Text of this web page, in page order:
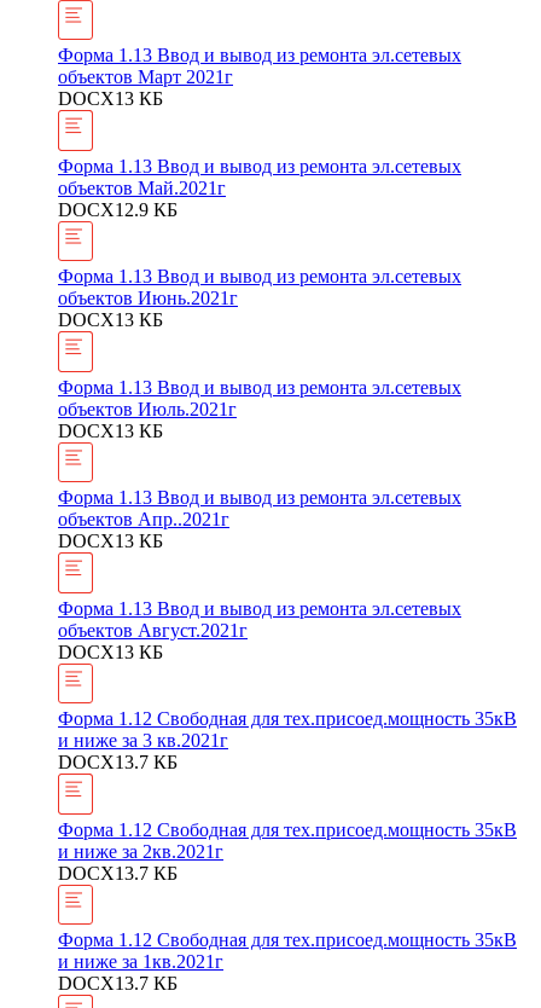
Форма 1.13 Ввод и вывод из ремонта эл.сетевых
объектов Март 2021г
DOCX13 КБ
Форма 1.13 Ввод и вывод из ремонта эл.сетевых
объектов Май.2021г
DOCX12.9 КБ
Форма 1.13 Ввод и вывод из ремонта эл.сетевых
объектов Июнь.2021г
DOCX13 КБ
Форма 1.13 Ввод и вывод из ремонта эл.сетевых
объектов Июль.2021г
DOCX13 КБ
Форма 1.13 Ввод и вывод из ремонта эл.сетевых
объектов Апр..2021г
DOCX13 КБ
Форма 1.13 Ввод и вывод из ремонта эл.сетевых
объектов Август.2021г
DOCX13 КБ
Форма 1.12 Свободная для тех.присоед.мощность 35кВ
и ниже за 3 кв.2021г
DOCX13.7 КБ
Форма 1.12 Свободная для тех.присоед.мощность 35кВ
и ниже за 2кв.2021г
DOCX13.7 КБ
Форма 1.12 Свободная для тех.присоед.мощность 35кВ
и ниже за 1кв.2021г
DOCX13.7 КБ